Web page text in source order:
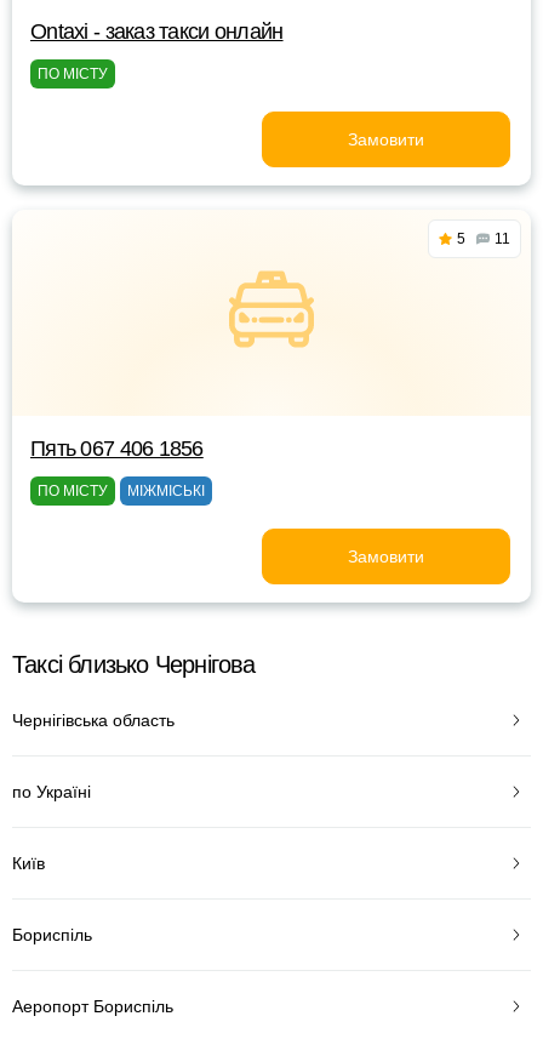
Ontaxi - заказ такси онлайн
ПО МІСТУ
Замовити
5 11
Пять 067 406 1856
ПО МІСТУ МІЖМІСЬКІ
Замовити
Таксі близько Чернігова
Чернігівська область
по Україні
Київ
Бориспіль
Аеропорт Бориспіль